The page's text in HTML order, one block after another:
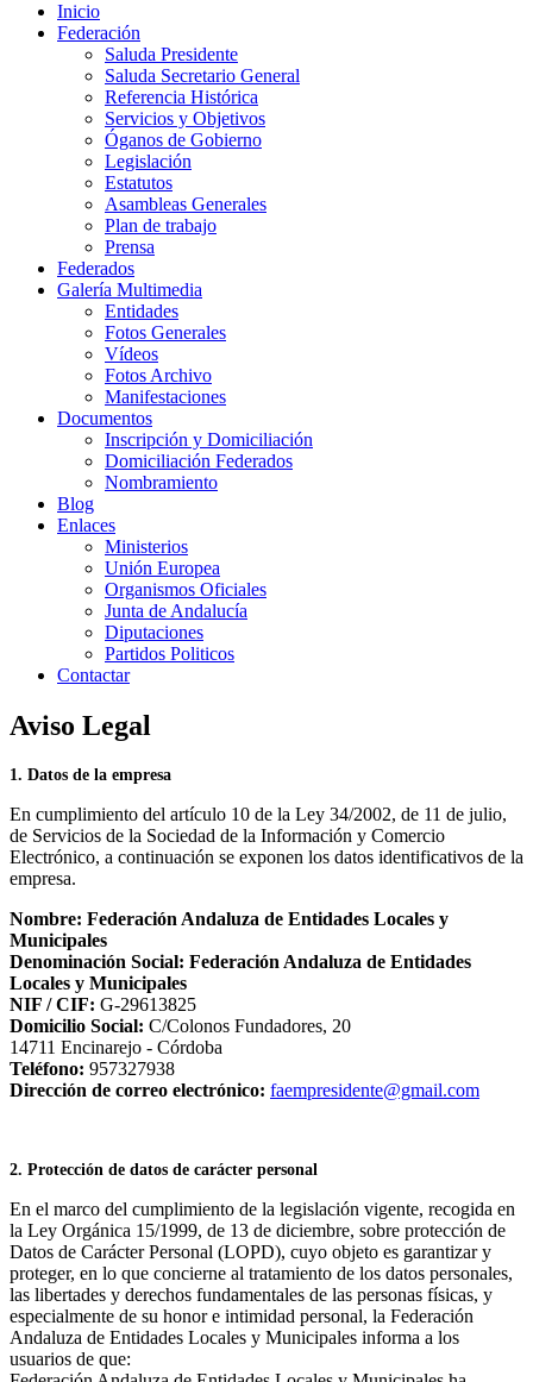
Inicio
Federación
Saluda Presidente
Saluda Secretario General
Referencia Histórica
Servicios y Objetivos
Óganos de Gobierno
Legislación
Estatutos
Asambleas Generales
Plan de trabajo
Prensa
Federados
Galería Multimedia
Entidades
Fotos Generales
Vídeos
Fotos Archivo
Manifestaciones
Documentos
Inscripción y Domiciliación
Domiciliación Federados
Nombramiento
Blog
Enlaces
Ministerios
Unión Europea
Organismos Oficiales
Junta de Andalucía
Diputaciones
Partidos Politicos
Contactar
Aviso Legal
1. Datos de la empresa
En cumplimiento del artículo 10 de la Ley 34/2002, de 11 de julio,
de Servicios de la Sociedad de la Información y Comercio
Electrónico, a continuación se exponen los datos identificativos de la
empresa.
Nombre: Federación Andaluza de Entidades Locales y
Municipales
Denominación Social: Federación Andaluza de Entidades
Locales y Municipales
NIF / CIF: G-29613825
Domicilio Social: C/Colonos Fundadores, 20
14711 Encinarejo - Córdoba
Teléfono: 957327938
Dirección de correo electrónico: faempresidente@gmail.com
2. Protección de datos de carácter personal
En el marco del cumplimiento de la legislación vigente, recogida en
la Ley Orgánica 15/1999, de 13 de diciembre, sobre protección de
Datos de Carácter Personal (LOPD), cuyo objeto es garantizar y
proteger, en lo que concierne al tratamiento de los datos personales,
las libertades y derechos fundamentales de las personas físicas, y
especialmente de su honor e intimidad personal, la Federación
Andaluza de Entidades Locales y Municipales informa a los
usuarios de que: